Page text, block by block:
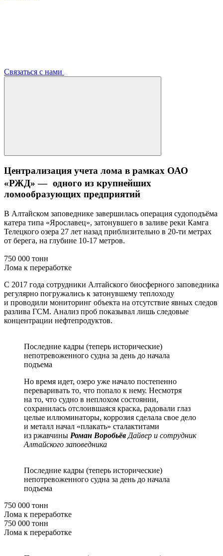
Связаться с нами
Централизация учета лома в рамках ОАО
«РЖД» — одного из крупнейших
ломообразующих предприятий
В Алтайском заповеднике завершилась операция судоподъёма
катера типа «Ярославец», затонувшего в заливе реки Камга
Телецкого озера 27 лет назад приблизительно в 20-ти метрах
от берега, на глубине 10-17 метров.
750 000 тонн
Лома к переработке
С 2017 года сотрудники Алтайского биосферного заповедника
регулярно погружались к затонувшему теплоходу
и проводили мониторинг объекта на отсутствие явных следов
разлива ГСМ. Анализ проб показывал лишь следовые
концентрации нефтепродуктов.
Последние кадры (теперь исторические)
непотревоженного судна за день до начала
подъема
Но время идет, озеро уже начало постепенно
переваривать то, что попало к нему. Несмотря
на то, что судно в неплохом состоянии,
сохранилась отслоившаяся краска, радовали глаз
целые иллюминаторы, коррозия сделала свое дело
и металл начал «плакать» сталактитами
из ржавчины Роман Воробьёв Дайвер и сотрудник
Алтайского заповедника
Последние кадры (теперь исторические)
непотревоженного судна за день до начала
подъема
750 000 тонн
Лома к переработке
750 000 тонн
Лома к переработке